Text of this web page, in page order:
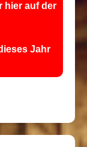
hier auf der
Jahr